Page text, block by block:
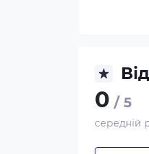
0 / 5
середній